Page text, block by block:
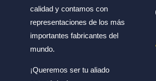
calidad y contamos con
representaciones de los más
importantes fabricantes del
mundo.
¡Queremos ser tu aliado